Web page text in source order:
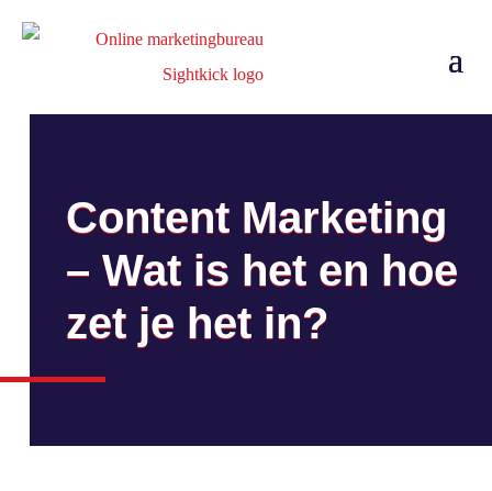
Content Marketing
– Wat is het en hoe
zet je het in?